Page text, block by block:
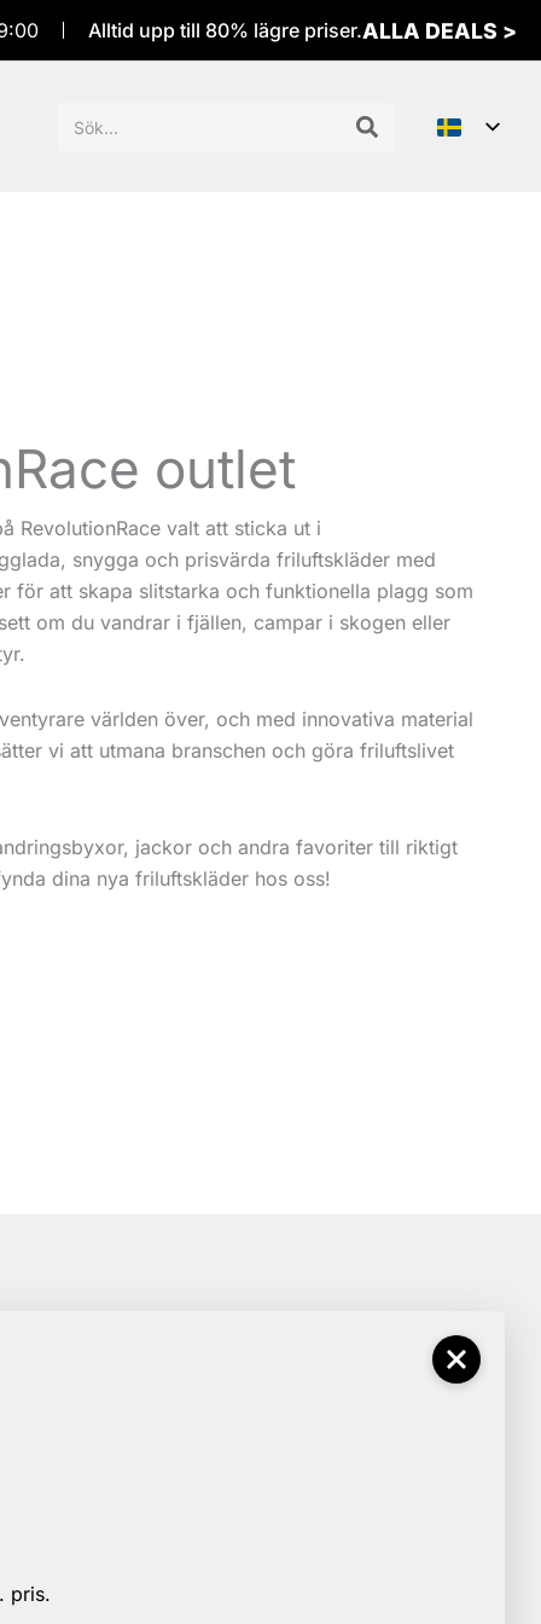
Alltid upp till 80% lägre priser.ALLA DEALS >
efter:
outlet
RevolutionRace valt att sticka ut i
snygga och prisvärda friluftskläder med
för att skapa slitstarka och funktionella plagg som
om du vandrar i fjällen, campar i skogen eller
världen över, och med innovativa material
vi att utmana branschen och göra friluftslivet
jackor och andra favoriter till riktigt
dina nya friluftskläder hos oss!
pris.